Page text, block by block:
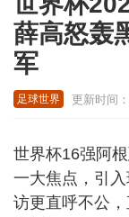
薛高怒轰
军
足球世界 更新时间
世界杯16强阿
一大焦点，引
访更直呼不公